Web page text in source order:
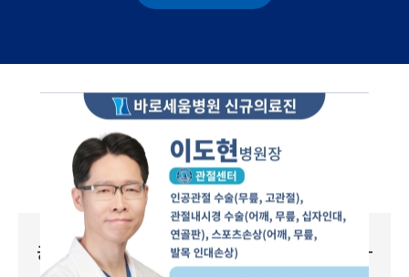
바로세움병원커뮤니티
바로세움을 만나 더욱더 건강해지시길 희망합니다.
공지사항 +